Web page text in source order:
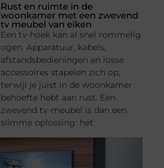
Rust en ruimte in de
woonkamer met een zwevend
tv meubel van eiken
Een tv-hoek kan al snel rommelig
ogen. Apparatuur, kabels,
afstandsbedieningen en losse
accessoires stapelen zich op,
terwijl je juist in de woonkamer
behoefte hebt aan rust. Een
zwevend tv-meubel is dan een
slimme oplossing: het